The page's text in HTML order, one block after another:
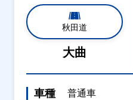
秋田道
大曲
車種 普通車